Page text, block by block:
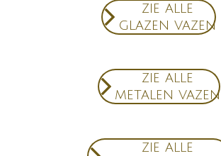
zie alle
glazen vazen
zie alle
metalen vazen
zie alle